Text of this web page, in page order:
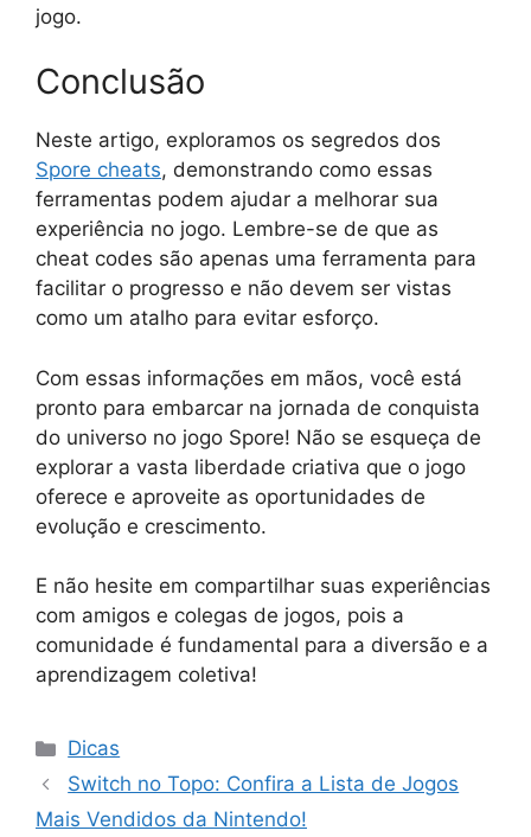
jogo.
Conclusão
Neste artigo, exploramos os segredos dos
Spore cheats, demonstrando como essas
ferramentas podem ajudar a melhorar sua
experiência no jogo. Lembre-se de que as
cheat codes são apenas uma ferramenta para
facilitar o progresso e não devem ser vistas
como um atalho para evitar esforço.
Com essas informações em mãos, você está
pronto para embarcar na jornada de conquista
do universo no jogo Spore! Não se esqueça de
explorar a vasta liberdade criativa que o jogo
oferece e aproveite as oportunidades de
evolução e crescimento.
E não hesite em compartilhar suas experiências
com amigos e colegas de jogos, pois a
comunidade é fundamental para a diversão e a
aprendizagem coletiva!
Categorias
Dicas
Switch no Topo: Confira a Lista de Jogos
Mais Vendidos da Nintendo!